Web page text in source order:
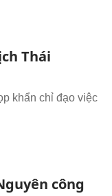
Thái
khẩn chỉ đạo việc
công